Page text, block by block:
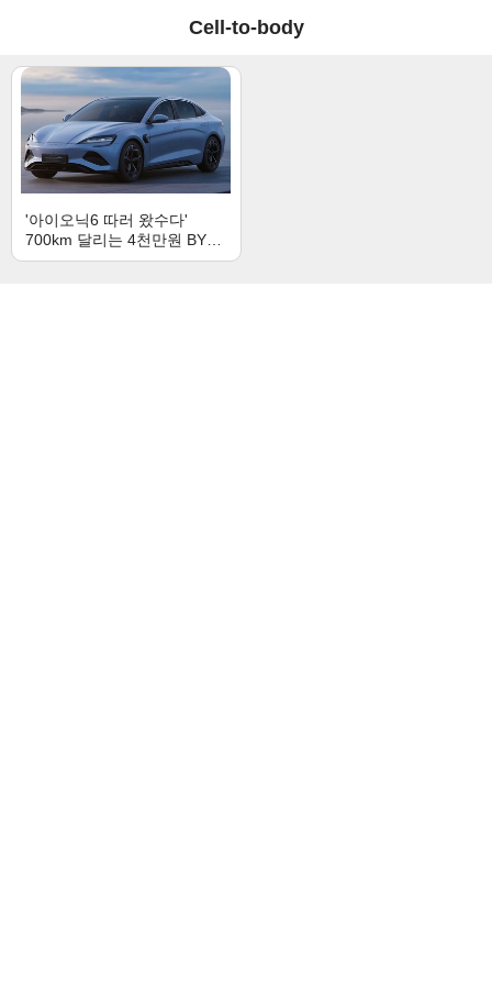
Cell-to-body
'아이오닉6 따러 왔수다'
700km 달리는 4천만원 BYD
전기차 등장!